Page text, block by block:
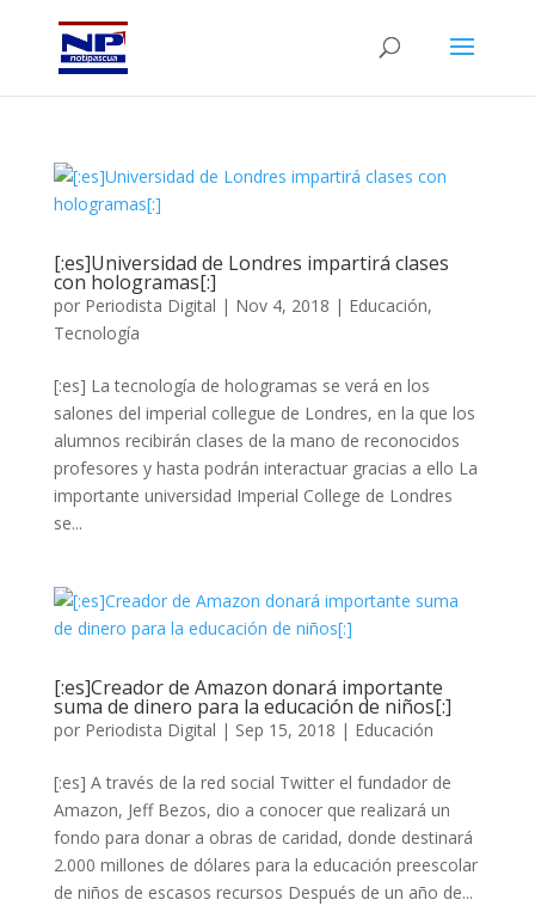
[:es]Universidad de Londres impartirá clases
con hologramas[:]
por Periodista Digital | Nov 4, 2018 | Educación,
Tecnología
[:es] La tecnología de hologramas se verá en los
salones del imperial collegue de Londres, en la que los
alumnos recibirán clases de la mano de reconocidos
profesores y hasta podrán interactuar gracias a ello La
importante universidad Imperial College de Londres
se...
[:es]Creador de Amazon donará importante
suma de dinero para la educación de niños[:]
por Periodista Digital | Sep 15, 2018 | Educación
[:es] A través de la red social Twitter el fundador de
Amazon, Jeff Bezos, dio a conocer que realizará un
fondo para donar a obras de caridad, donde destinará
2.000 millones de dólares para la educación preescolar
de niños de escasos recursos Después de un año de...